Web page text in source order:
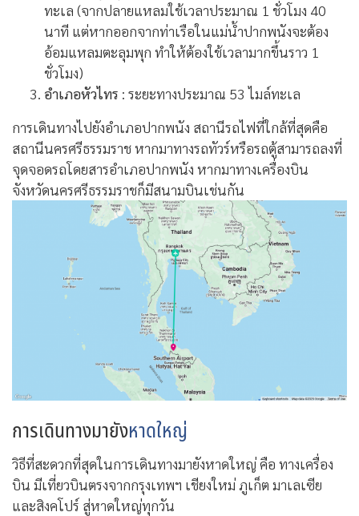
ทะเล (จากปลายแหลมใช้เวลาประมาณ 1 ชั่วโมง 40
นาที แต่หากออกจากท่าเรือในแม่น้ำปากพนังจะต้อง
อ้อมแหลมตะลุมพุก ทำให้ต้องใช้เวลามากขึ้นราว 1
ชั่วโมง)
อำเภอหัวไทร : ระยะทางประมาณ 53 ไมล์ทะเล
การเดินทางไปยังอำเภอปากพนัง สถานีรถไฟที่ใกล้ที่สุดคือ
สถานีนครศรีธรรมราช หากมาทางรถทัวร์หรือรถตู้สามารถลงที่
จุดจอดรถโดยสารอำเภอปากพนัง หากมาทางเครื่องบิน
จังหวัดนครศรีธรรมราชก็มีสนามบินเช่นกัน
การเดินทางมายังหาดใหญ่
วิธีที่สะดวกที่สุดในการเดินทางมายังหาดใหญ่ คือ ทางเครื่อง
บิน มีเที่ยวบินตรงจากกรุงเทพฯ เชียงใหม่ ภูเก็ต มาเลเซีย
และสิงคโปร์ สู่หาดใหญ่ทุกวัน